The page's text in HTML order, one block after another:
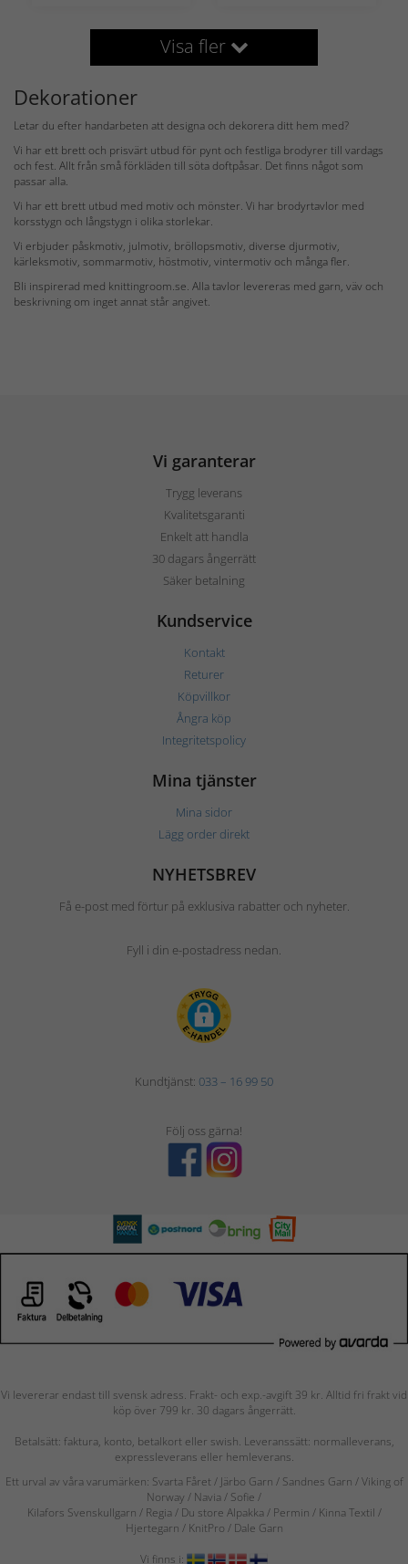
Visa fler
Dekorationer
Letar du efter handarbeten att designa och dekorera ditt hem med?
Vi har ett brett och prisvärt utbud för pynt och festliga brodyrer till vardags
och fest. Allt från små förkläden till söta doftpåsar. Det finns något som
passar alla.
Vi har ett brett utbud med motiv och mönster. Vi har brodyrtavlor med
korsstygn och långstygn i olika storlekar.
Vi erbjuder påskmotiv, julmotiv, bröllopsmotiv, diverse djurmotiv,
kärleksmotiv, sommarmotiv, höstmotiv, vintermotiv och många fler.
Bli inspirerad med knittingroom.se. Alla tavlor levereras med garn, väv och
beskrivning om inget annat står angivet.
Vi garanterar
Trygg leverans
Kvalitetsgaranti
Enkelt att handla
30 dagars ångerrätt
Säker betalning
Kundservice
Kontakt
Returer
Köpvillkor
Ångra köp
Integritetspolicy
Mina tjänster
Mina sidor
Lägg order direkt
NYHETSBREV
Få e-post med förtur på exklusiva rabatter och nyheter.
Fyll i din e-postadress nedan.
Kundtjänst: 033 – 16 99 50
Följ oss gärna!
Vi levererar endast till svensk adress. Frakt- och exp.-avgift 39 kr. Alltid fri frakt vid
köp över 799 kr. 30 dagars ångerrätt.
Betalsätt: faktura, konto, betalkort eller swish. Leveranssätt: normalleverans,
expressleverans eller hemleverans.
Ett urval av våra varumärken: Svarta Fåret / Järbo Garn / Sandnes Garn / Viking of
Norway / Navia/ Sofie /
Kilafors Svenskullgarn / Regia / Du store Alpakka / Permin / Kinna Textil /
Hjertegarn / KnitPro / Dale Garn
Vi finns i: